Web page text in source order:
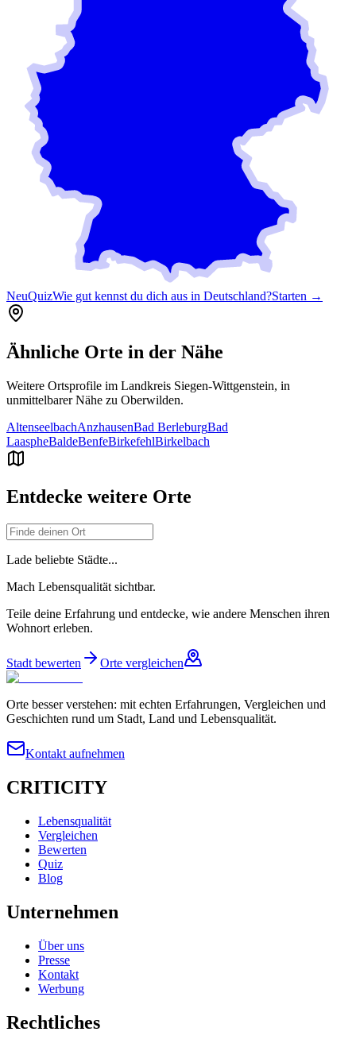
NeuQuizWie gut kennst du dich aus in Deutschland?Starten →
Ähnliche Orte in der Nähe
Weitere Ortsprofile im Landkreis Siegen-Wittgenstein, in
unmittelbarer Nähe zu Oberwilden.
AltenseelbachAnzhausenBad BerleburgBad
LaaspheBaldeBenfeBirkefehlBirkelbach
Entdecke weitere Orte
Lade beliebte Städte...
Mach Lebensqualität sichtbar.
Teile deine Erfahrung und entdecke, wie andere Menschen ihren
Wohnort erleben.
Stadt bewerten Orte vergleichen
Orte besser verstehen: mit echten Erfahrungen, Vergleichen und
Geschichten rund um Stadt, Land und Lebensqualität.
Kontakt aufnehmen
CRITICITY
Lebensqualität
Vergleichen
Bewerten
Quiz
Blog
Unternehmen
Über uns
Presse
Kontakt
Werbung
Rechtliches